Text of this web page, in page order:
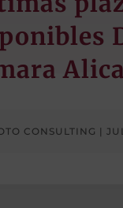
CONSULTING |